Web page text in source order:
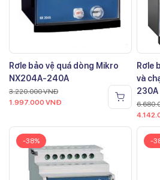
Rơle bảo vệ quá dòng Mikro
NX204A-240A
3.220.000VNĐ
1.997.000 VNĐ
Rơle
và
230A
-38% -